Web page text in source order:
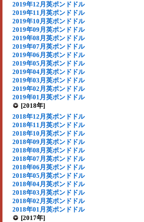
2019年12月英ポンドドル
2019年11月英ポンドドル
2019年10月英ポンドドル
2019年09月英ポンドドル
2019年08月英ポンドドル
2019年07月英ポンドドル
2019年06月英ポンドドル
2019年05月英ポンドドル
2019年04月英ポンドドル
2019年03月英ポンドドル
2019年02月英ポンドドル
2019年01月英ポンドドル
[2018年]
2018年12月英ポンドドル
2018年11月英ポンドドル
2018年10月英ポンドドル
2018年09月英ポンドドル
2018年08月英ポンドドル
2018年07月英ポンドドル
2018年06月英ポンドドル
2018年05月英ポンドドル
2018年04月英ポンドドル
2018年03月英ポンドドル
2018年02月英ポンドドル
2018年01月英ポンドドル
[2017年]